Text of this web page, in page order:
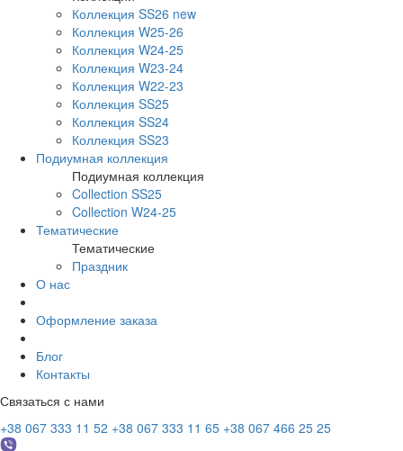
Коллекция SS26 new
Коллекция W25-26
Коллекция W24-25
Коллекция W23-24
Коллекция W22-23
Коллекция SS25
Коллекция SS24
Коллекция SS23
Подиумная коллекция
Подиумная коллекция
Collection SS25
Collection W24-25
Тематические
Тематические
Праздник
О нас
Оформление заказа
Блог
Контакты
Связаться с нами
+38 067 333 11 52 +38 067 333 11 65 +38 067 466 25 25